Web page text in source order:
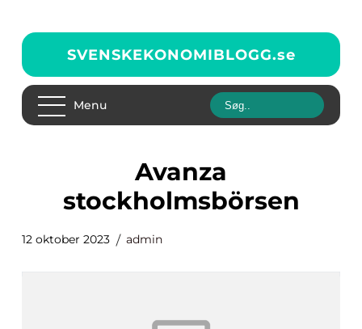
SVENSKEKONOMIBLOGG.se
Menu
avanza
stockholmsbörsen
12 oktober 2023 admin